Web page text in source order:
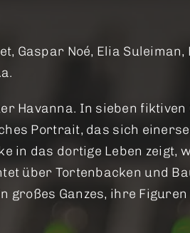
Gaspar Noé, Elia
Havanna. In sieben
Portrait, das sich
in das dortige Leben zeigt,
über Tortenbacken und
großes Ganzes, ihre